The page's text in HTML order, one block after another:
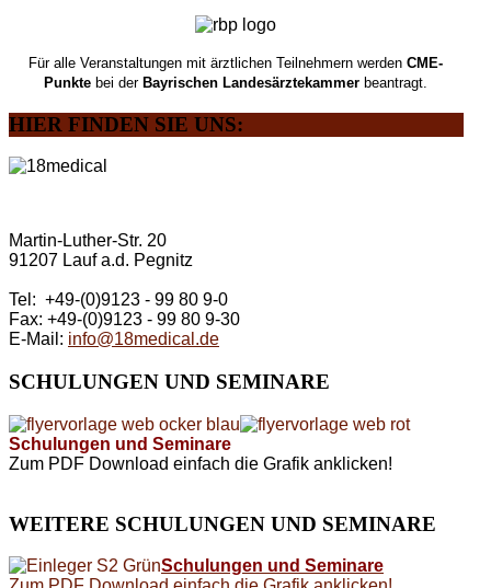
Für alle Veranstaltungen mit ärztlichen Teilnehmern werdenCME-
Punkte bei derBayrischen Landesärztekammer beantragt.
HIER FINDEN SIE UNS:
Martin-Luther-Str. 20
91207 Lauf a.d. Pegnitz
Tel: +49-(0)9123 - 99 80 9-0
Fax: +49-(0)9123 - 99 80 9-30
E-Mail: info@18medical.de
SCHULUNGEN UND SEMINARE
Schulungen und Seminare
Zum PDF Download einfach die Grafik anklicken!
WEITERE SCHULUNGEN UND SEMINARE
Schulungen und Seminare